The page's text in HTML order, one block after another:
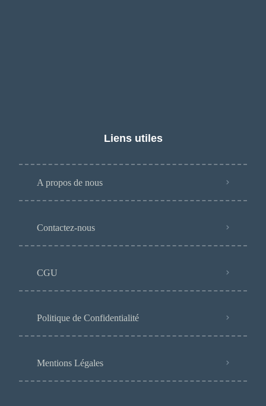
Liens utiles
A propos de nous
Contactez-nous
CGU
Politique de Confidentialité
Mentions Légales